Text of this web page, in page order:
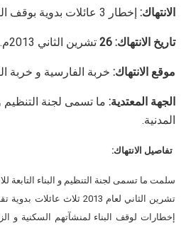
الانتهاك: إخطار 3 عائلات بدوية بوقف البناء.
تاريخ الانتهاك: 26 تشرين الثاني 2013م.
موقع الانتهاك: خربة الفارسية و خربة
الجهة المعتدية: ما تسمى لجنة التنظيم و
المدنية.
تفاصيل الانتهاك:
تشرين الثاني لعام 2013 ثلاث
إخطارات لوقف البناء لمنشآتهم السكنية و